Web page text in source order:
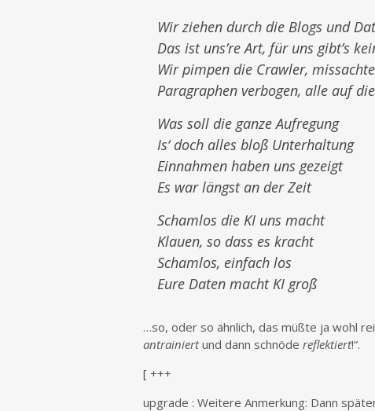
Wir ziehen durch die Blogs und
Das ist uns’re Art, für uns gibt’s
Wir pimpen die Crawler,
Paragraphen verbogen, alle auf
Was soll die ganze Aufregung
Is‘ doch alles bloß Unterhaltung
Einnahmen haben uns gezeigt
Es war längst an der Zeit
Schamlos die KI uns macht
Klauen, so dass es kracht
Schamlos, einfach los
Eure Daten macht KI groß
…so, oder so ähnlich, das müßte ja wohl
antrainiertund dann schnöde reflektiert!“.
[ +++
upgrade : Weitere Anmerkung: Dann